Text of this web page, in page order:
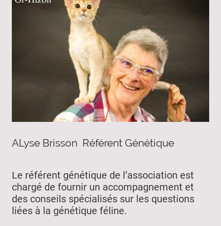
ALyse Brisson Référent Génétique
Le référent génétique de l’association est
chargé de fournir un accompagnement et
des conseils spécialisés sur les questions
liées à la génétique féline.